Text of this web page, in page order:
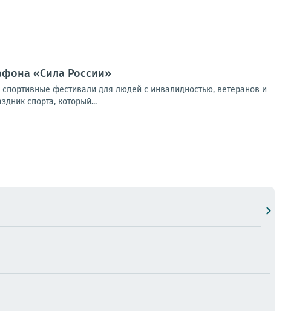
«Сила России»
фестивали для людей с инвалидностью, ветеранов и
спорта, который...